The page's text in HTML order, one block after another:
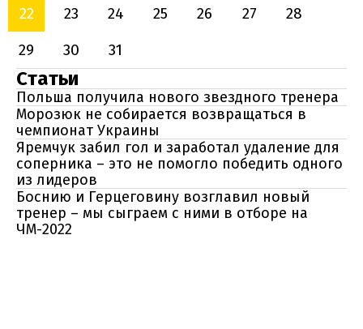
22
23 24 25 26 27
28
29
30 31
Статьи
Польша получила нового звездного тренера
Морозюк не собирается возвращаться в
чемпионат Украины
Яремчук забил гол и заработал удаление для
соперника – это не помогло победить одного
из лидеров
Боснию и Герцеговину возглавил новый
тренер – мы сыграем с ними в отборе на
ЧМ-2022